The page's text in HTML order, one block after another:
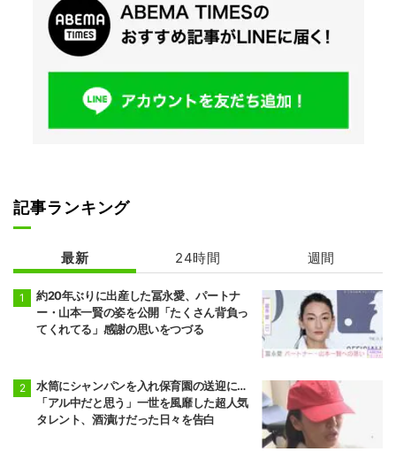
記事ランキング
最新 24時間 週間
約20年ぶりに出産した冨永愛、パートナ
ー・山本一賢の姿を公開「たくさん背負っ
てくれてる」感謝の思いをつづる
水筒にシャンパンを入れ保育園の送迎に…
「アル中だと思う」一世を風靡した超人気
タレント、酒漬けだった日々を告白